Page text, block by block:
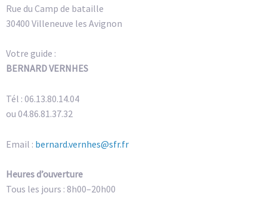
Rue du Camp de bataille
30400 Villeneuve les Avignon
Votre guide :
BERNARD VERNHES
Tél : 06.13.80.14.04
ou 04.86.81.37.32
Email : bernard.vernhes@sfr.fr
Heures d’ouverture
Tous les jours : 8h00–20h00